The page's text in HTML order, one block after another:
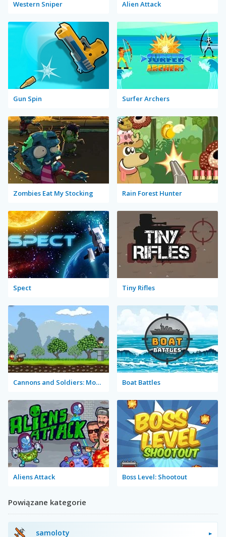
Western Sniper Alien Attack
Gun Spin Surfer Archers
Zombies Eat My Stocking Rain Forest Hunter
Spect Tiny Rifles
Cannons and Soldiers: Mountain Offense Boat Battles
Aliens Attack Boss Level: Shootout
Powiązane kategorie
samoloty